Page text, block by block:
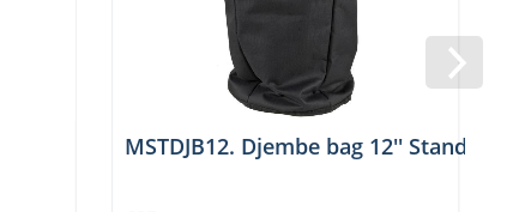
MSTDJB12. Djembe bag 12'' Standard,